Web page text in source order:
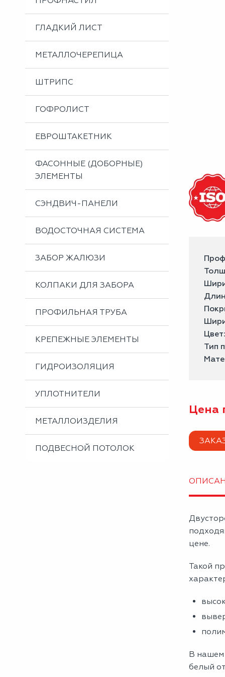
Металлоизделия
Проектирование вентилируемых фасадов
Вальцовка листового металла
ГЛАДКИЙ ЛИСТ
МЕТАЛЛОЧЕРЕПИЦА
ШТРИПС
ГОФРОЛИСТ
ЕВРОШТАКЕТНИК
ФАСОННЫЕ (ДОБОРНЫЕ)
ЭЛЕМЕНТЫ
СЭНДВИЧ-ПАНЕЛИ
ВОДОСТОЧНАЯ СИСТЕМА
ЗАБОР ЖАЛЮЗИ
КОЛПАКИ ДЛЯ ЗАБОРА
ПРОФИЛЬНАЯ ТРУБА
КРЕПЕЖНЫЕ ЭЛЕМЕНТЫ
ГИДРОИЗОЛЯЦИЯ
УПЛОТНИТЕЛИ
МЕТАЛЛОИЗДЕЛИЯ
ПОДВЕСНОЙ ПОТОЛОК
Тип
Цена
цене.
Такой
В нашем
белый